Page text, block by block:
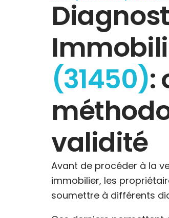
(31450):
validité
Avant de procéder à la
immobilier, les
soumettre à différents